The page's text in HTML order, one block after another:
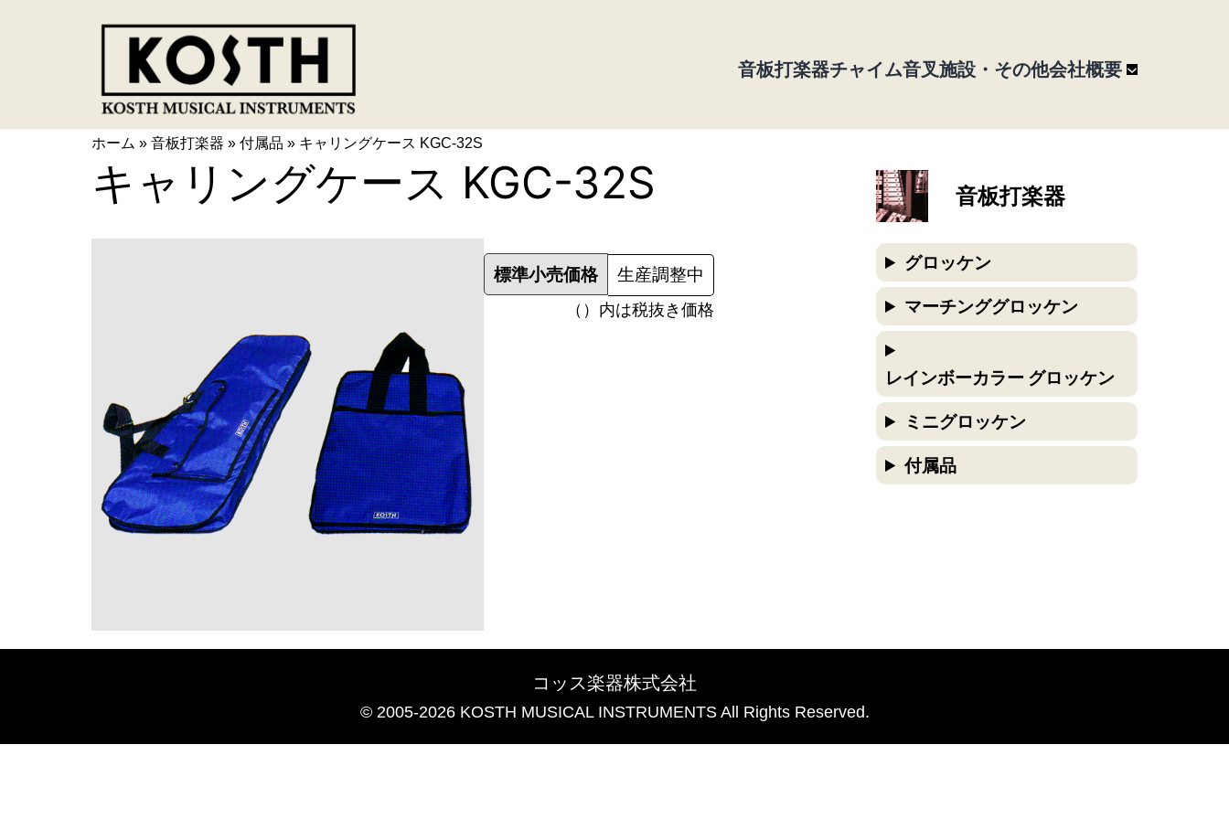
音板打楽器チャイム音叉施設・その他会社概要
ホーム » 音板打楽器 » 付属品 » キャリングケース KGC-32S
キャリングケース KGC-32S
標準小売価格 生産調整中
（）内は税抜き価格
音板打楽器
グロッケン
マーチンググロッケン
レインボーカラー グロッケン
ミニグロッケン
付属品
コッス楽器株式会社
© 2005-2026 KOSTH MUSICAL INSTRUMENTS All Rights Reserved.